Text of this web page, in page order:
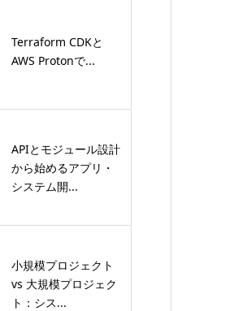
Terraform CDKと
AWS Protonで...
APIとモジュール設計
から始めるアプリ・
システム開...
小規模プロジェクト
vs 大規模プロジェク
ト：シス...